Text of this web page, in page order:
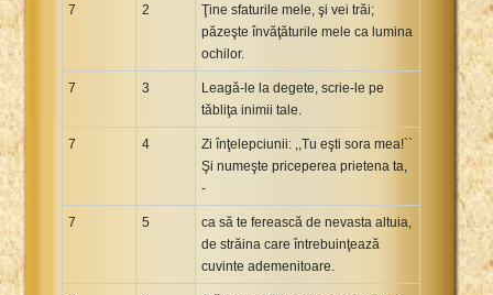
7 2
Ţine sfaturile mele, şi vei trăi;
păzeşte învăţăturile mele ca lumina
ochilor.
7 3
Leagă-le la degete, scrie-le pe
tăbliţa inimii tale.
7 4
Zi înţelepciunii: ,,Tu eşti sora mea!``
Şi numeşte priceperea prietena ta,
-
7 5
ca să te ferească de nevasta altuia,
de străina care întrebuinţează
cuvinte ademenitoare.